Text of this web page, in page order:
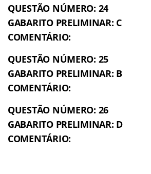
QUESTÃO NÚMERO: 24
GABARITO PRELIMINAR: C
COMENTÁRIO:
QUESTÃO NÚMERO: 25
GABARITO PRELIMINAR: B
COMENTÁRIO:
QUESTÃO NÚMERO: 26
GABARITO PRELIMINAR: D
COMENTÁRIO: